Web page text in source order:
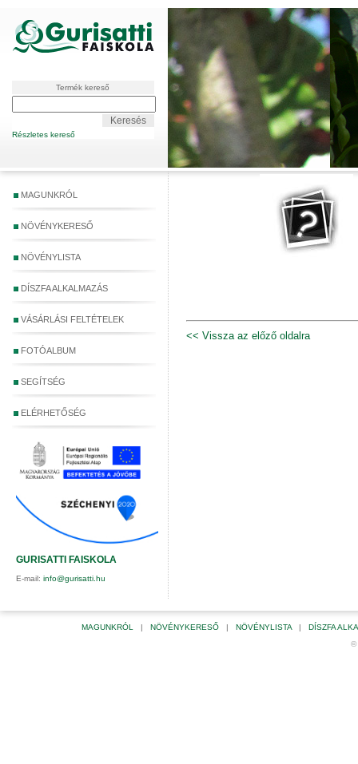
Termék kereső
Részletes kereső
MAGUNKRÓL
NÖVÉNYKERESŐ
NÖVÉNYLISTA
DÍSZFA ALKALMAZÁS
VÁSÁRLÁSI FELTÉTELEK
FOTÓALBUM
SEGÍTSÉG
ELÉRHETŐSÉG
GURISATTI FAISKOLA
E-mail: info@gurisatti.hu
<< Vissza az előző oldalra
MAGUNKRÓL | NÖVÉNYKERESŐ | NÖVÉNYLISTA |
DÍSZFA
©